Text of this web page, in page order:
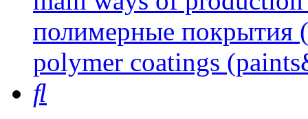
полимерные покрытия
polymer coatings